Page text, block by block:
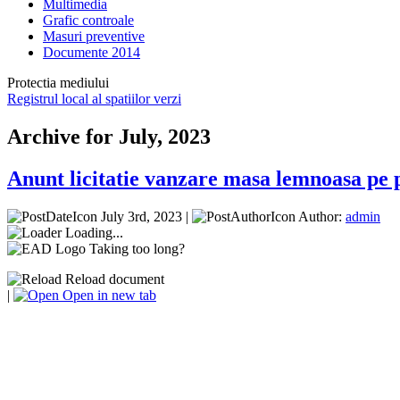
Multimedia
Grafic controale
Masuri preventive
Documente 2014
Protectia mediului
Registrul local al spatiilor verzi
Archive for July, 2023
Anunt licitatie vanzare masa lemnoasa pe
July 3rd, 2023 | Author: admin
Loading...
Taking too long?
Reload document
|
Open in new tab